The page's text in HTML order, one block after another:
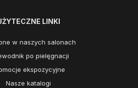
LINKI
w naszych salonach
po pielęgnacji
ekspozycyjne
Nasze katalogi